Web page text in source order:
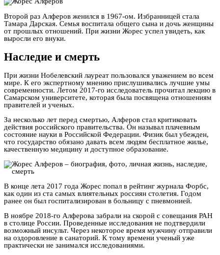
Второй раз Алферов женился в 1967-ом. Избранницей стала
Тамара Дарская. Семья воспитала общего сына и дочь женщины
от прошлых отношений. При жизни Жорес успел увидеть, как
выросли его внуки.
Наследие и смерть
При жизни Нобелевский лауреат пользовался уважением во всем
мире. К его экспертному мнению прислушивались лучшие умы
современности. Летом 2017-го исследователь прочитал лекцию в
Самарском университете, которая была посвящена отношениям
правителей и ученых.
За несколько лет перед смертью, Алферов стал критиковать
действия российского правительства. Он называл плачевным
состояние науки в Российской Федерации. Физик был убежден,
что государство обязано давать всем людям бесплатное жилье,
качественную медицину и доступное образование.
В конце лета 2017 года Жорес попал в рейтинг журнала Форбс,
как один из ста самых влиятельных россиян столетия. Годом
ранее он был госпитализирован в больницу с пневмонией.
В ноябре 2018-го Алферова забрали на скорой с совещания РАН
в столице России. Проведенные исследования не подтвердили
возможный инсульт. Через некоторое время мужчину отправили
на оздоровление в санаторий. К тому времени ученый уже
практически не занимался исследованиями.